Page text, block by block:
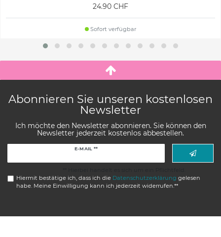
24.90 CHF
Sofort verfügbar
Abonnieren Sie unseren kostenlosen
Newsletter
Ich möchte den Newsletter abonnieren. Sie können den
Newsletter jederzeit kostenlos abbestellen.
E-MAIL **
Hiermit bestätige ich, dass ich die Daten­schutz­erklärung gelesen
habe. Meine Einwilligung kann ich jederzeit widerrufen.**